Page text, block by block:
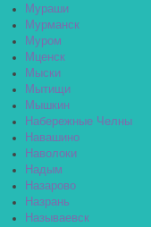
Мураши
Мурманск
Муром
Мценск
Мыски
Мытищи
Мышкин
Набережные Челны
Навашино
Наволоки
Надым
Назарово
Назрань
Называевск